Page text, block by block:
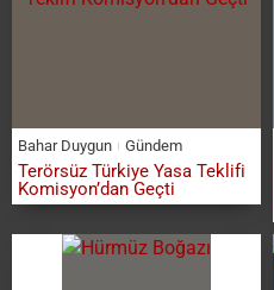
Bahar Duygun Gündem
Terörsüz Türkiye Yasa Teklifi
Komisyon’dan Geçti